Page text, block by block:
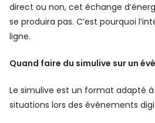
direct ou non, cet échange
se produira pas. C’est pourquoi
ligne.
Quand faire du simulive sur un
Le simulive est un format adapté
situations lors des événements